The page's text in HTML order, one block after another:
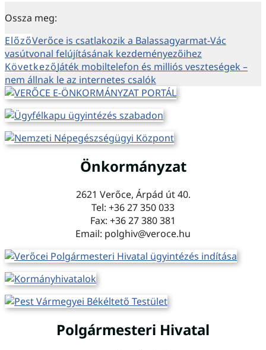
Ossza meg:
ElőzőVerőce is csatlakozik a Balassagyarmat-Vác
vasútvonal felújításának kezdeményezőihez
KövetkezőJáték mobiltelefon és milliós veszteségek –
nem állnak le az internetes csalók
Önkormányzat
2621 Verőce, Árpád út 40.
Tel: +36 27 350 033
Fax: +36 27 380 381
Email: polghiv@veroce.hu
Polgármesteri Hivatal